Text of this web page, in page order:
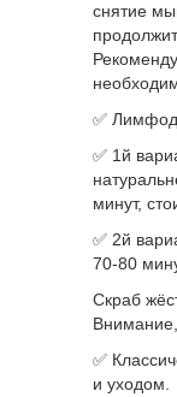
снятие
✅
✅ 1й
минут,
✅ 2й
70-80
Скраб
✅
и уходом.